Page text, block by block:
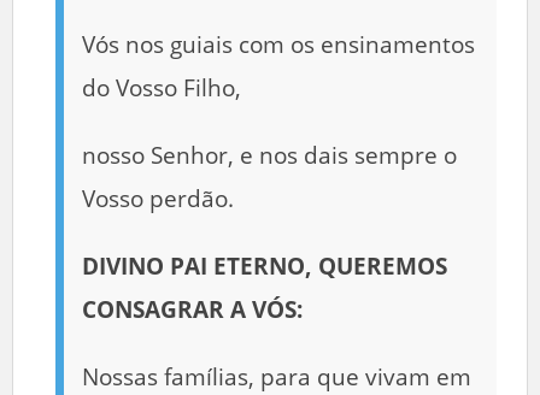
Vós nos guiais com os ensinamentos
do Vosso Filho,
nosso Senhor, e nos dais sempre o
Vosso perdão.
DIVINO PAI ETERNO, QUEREMOS
CONSAGRAR A VÓS:
Nossas famílias, para que vivam em